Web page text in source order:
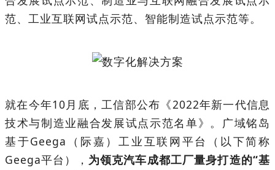
范、工业互联网试点示范、智能制造试点示范等。
就在今年10月底，工信部公布《2022年新一代信息
技术与制造业融合发展试点示范名单》。广域铭岛
基于Geega（际嘉）工业互联网平台（以下简称
Geega平台）， 为领克汽车成都工厂量身打造的“基